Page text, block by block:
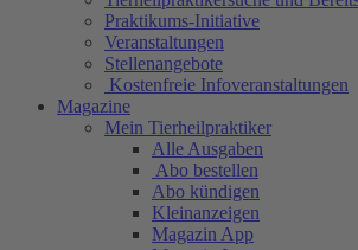
Praktikums-Initiative
Veranstaltungen
Stellenangebote
Kostenfreie Infoveranstaltungen
Magazine
Mein Tierheilpraktiker
Alle Ausgaben
Abo bestellen
Abo kündigen
Kleinanzeigen
Magazin App